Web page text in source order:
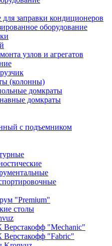
заправки кондиционеров
оборудование
узлов и агрегатов
(колонны)
домкраты
домкраты
с подъемником
"Premium"
столы
"Mechanic"
"Fabric"